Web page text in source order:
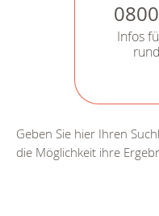
Infos
Geben Sie hier Ihren
die Möglichkeit ihre